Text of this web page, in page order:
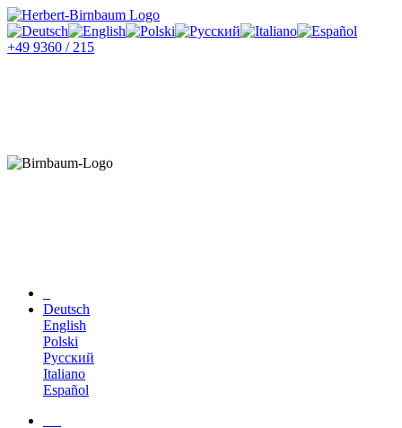
+49 9360 / 215
Deutsch
English
Polski
Русский
Italiano
Español